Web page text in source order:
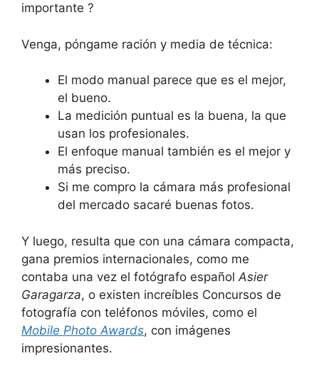
importante ?
Venga, póngame ración y media de técnica:
El modo manual parece que es el mejor,
el bueno.
La medición puntual es la buena, la que
usan los profesionales.
El enfoque manual también es el mejor y
más preciso.
Si me compro la cámara más profesional
del mercado sacaré buenas fotos.
Y luego, resulta que con una cámara compacta,
gana premios internacionales, como me
contaba una vez el fotógrafo español Asier
Garagarza, o existen increíbles Concursos de
fotografía con teléfonos móviles, como el
Mobile Photo Awards, con imágenes
impresionantes.